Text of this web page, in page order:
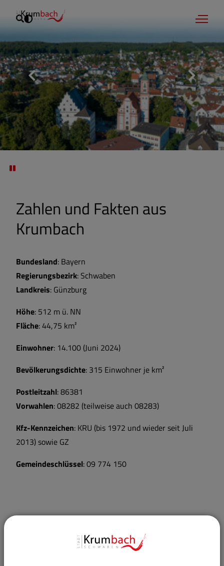
UNSERE STADT
RATHAUS &
BÜRGERSERVICE
BILDUNG & SOZIALES
FREIZEIT & TOURISMUS
Zahlen und Fakten aus
Krumbach
Bundesland: Bayern
Regierungsbezirk: Schwaben
Landkreis: Günzburg
Höhe: 512 m ü. NN
Fläche: 44,75 km²
Einwohner: 14.100 (Juni 2024)
Bevölkerungsdichte: 315 Einwohner je km²
Postleitzahl: 86381
Vorwahlen: 08282 (teilweise auch 08283)
Kfz-Kennzeichen: KRU (bis 1972 und wieder seit Juli
2013) sowie GZ
Gemeindeschlüssel: 09 774 150